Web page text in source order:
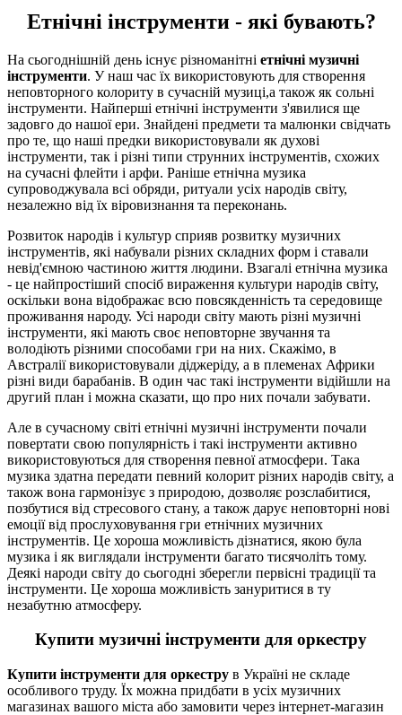
Етнічні інструменти - які бувають?
На сьогоднішній день існує різноманітні етнічні музичні
інструменти. У наш час їх використовують для створення
неповторного колориту в сучасній музиці,а також як сольні
інструменти. Найперші етнічні інструменти з'явилися ще
задовго до нашої ери. Знайдені предмети та малюнки свідчать
про те, що наші предки використовували як духові
інструменти, так і різні типи струнних інструментів, схожих
на сучасні флейти і арфи. Раніше етнічна музика
супроводжувала всі обряди, ритуали усіх народів світу,
незалежно від їх віровизнання та переконань.
Розвиток народів і культур сприяв розвитку музичних
інструментів, які набували різних складних форм і ставали
невід'ємною частиною життя людини. Взагалі етнічна музика
- це найпростіший спосіб вираження культури народів світу,
оскільки вона відображає всю повсякденність та середовище
проживання народу. Усі народи світу мають різні музичні
інструменти, які мають своє неповторне звучання та
володіють різними способами гри на них. Скажімо, в
Австралії використовували діджеріду, а в племенах Африки
різні види барабанів. В один час такі інструменти відійшли на
другий план і можна сказати, що про них почали забувати.
Але в сучасному світі етнічні музичні інструменти почали
повертати свою популярність і такі інструменти активно
використовуються для створення певної атмосфери. Така
музика здатна передати певний колорит різних народів світу, а
також вона гармонізує з природою, дозволяє розслабитися,
позбутися від стресового стану, а також дарує неповторні нові
емоції від прослуховування гри етнічних музичних
інструментів. Це хороша можливість дізнатися, якою була
музика і як виглядали інструменти багато тисячоліть тому.
Деякі народи світу до сьогодні зберегли первісні традиції та
інструменти. Це хороша можливість зануритися в ту
незабутню атмосферу.
Купити музичні інструменти для оркестру
Купити інструменти для оркестру в Україні не складе
особливого труду. Їх можна придбати в усіх музичних
магазинах вашого міста або замовити через інтернет-магазин